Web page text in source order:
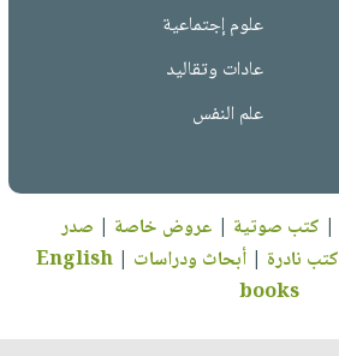
علوم إجتماعية
عادات وتقاليد
علم النفس
| كتب صوتية | عروض خاصة | صدر
كتب نادرة |أبحاث ودراسات |
English
books